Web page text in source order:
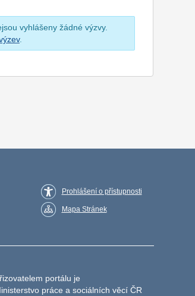
vyhlášeny žádné výzvy.
.
Prohlášení o přístupnosti
Mapa Stránek
portálu je
práce a sociálních věcí ČR